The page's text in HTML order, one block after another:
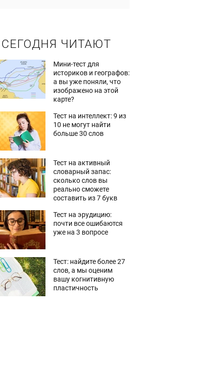
СЕГОДНЯ ЧИТАЮТ
Мини-тест для
историков и географов:
а вы уже поняли, что
изображено на этой
карте?
Тест на интеллект: 9 из
10 не могут найти
больше 30 слов
Тест на активный
словарный запас:
сколько слов вы
реально сможете
составить из 7 букв
Тест на эрудицию:
почти все ошибаются
уже на 3 вопросе
Тест: найдите более 27
слов, а мы оценим
вашу когнитивную
пластичность